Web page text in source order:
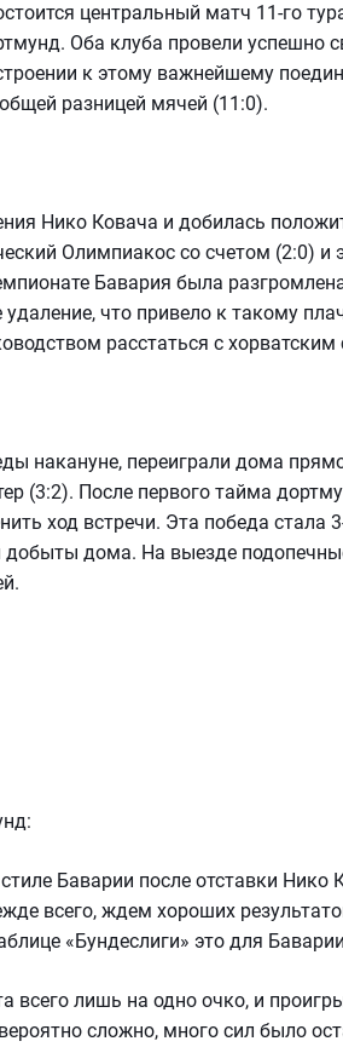
центральный матч 11-го
Оба клуба провели успешно
к этому важнейшему
разницей мячей (11:0).
Нико Ковача и добилась
Олимпиакос со счетом (2:0) и
Бавария была
что привело к такому
расстаться с хорватским
накануне, переиграли дома
(3:2). После первого тайма
ход встречи. Эта победа стала
добыты дома. На выезде
Баварии после отставки Нико
всего, ждем хороших
«Бундеслиги» это для
лишь на одно очко, и
сложно, много сил было